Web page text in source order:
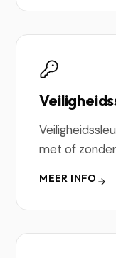
met of
MEER INFO